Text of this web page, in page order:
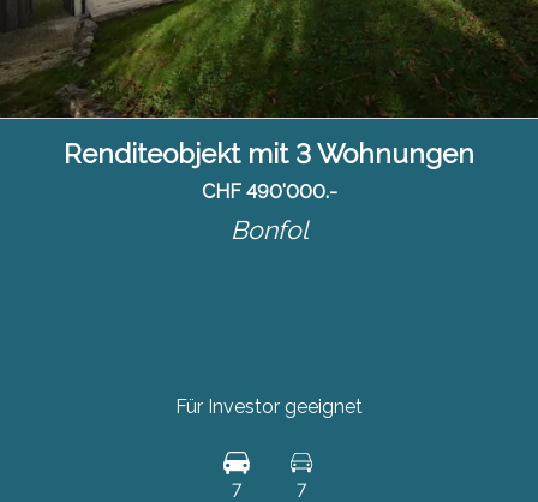
Renditeobjekt mit 3 Wohnungen
CHF 490'000.-
Bonfol
Für Investor geeignet
7 7